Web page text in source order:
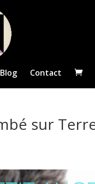
Blog Contact
sur